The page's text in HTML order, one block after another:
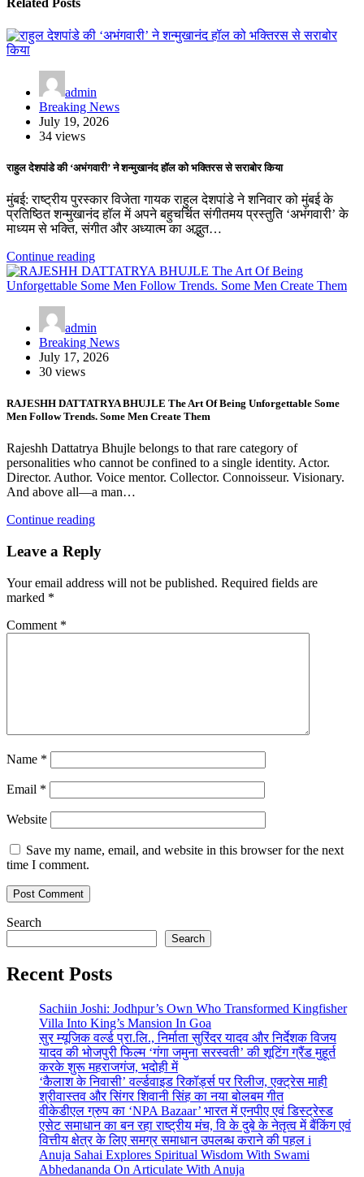
Related Posts
admin
Breaking News
July 19, 2026
34 views
राहुल देशपांडे की ‘अभंगवारी’ ने शन्मुखानंद हॉल को भक्तिरस से सराबोर किया
मुंबई: राष्ट्रीय पुरस्कार विजेता गायक राहुल देशपांडे ने शनिवार को मुंबई के
प्रतिष्ठित शन्मुखानंद हॉल में अपने बहुचर्चित संगीतमय प्रस्तुति ‘अभंगवारी’ के
माध्यम से भक्ति, संगीत और अध्यात्म का अद्भुत…
Continue reading
admin
Breaking News
July 17, 2026
30 views
RAJESHH DATTATRYA BHUJLE The Art Of Being Unforgettable Some
Men Follow Trends. Some Men Create Them
Rajeshh Dattatrya Bhujle belongs to that rare category of
personalities who cannot be confined to a single identity. Actor.
Director. Author. Voice mentor. Collector. Connoisseur. Visionary.
And above all—a man…
Continue reading
Leave a Reply
Your email address will not be published. Required fields are
marked *
Comment *
Name *
Email *
Website
Save my name, email, and website in this browser for the next
time I comment.
Search
Search
Recent Posts
Sachiin Joshi: Jodhpur’s Own Who Transformed Kingfisher
Villa Into King’s Mansion In Goa
सुर म्यूजिक वर्ल्ड प्रा.लि., निर्माता सुरिंदर यादव और निर्देशक विजय
यादव की भोजपुरी फिल्म ‘गंगा जमुना सरस्वती’ की शूटिंग ग्रैंड मुहूर्त
करके शुरू महराजगंज, भदोही में
‘कैलाश के निवासी’ वर्ल्डवाइड रिकॉर्ड्स पर रिलीज, एक्ट्रेस माही
श्रीवास्तव और सिंगर शिवानी सिंह का नया बोलबम गीत
वीकेडीएल ग्रुप का ‘NPA Bazaar’ भारत में एनपीए एवं डिस्ट्रेस्ड
एसेट समाधान का बन रहा राष्ट्रीय मंच, वि के दुबे के नेतृत्व में बैंकिंग एवं
वित्तीय क्षेत्र के लिए समग्र समाधान उपलब्ध कराने की पहल i
Anuja Sahai Explores Spiritual Wisdom With Swami
Abhedananda On Articulate With Anuja